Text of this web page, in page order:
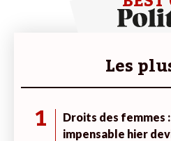
Les
1
Droits des femmes
impensable hier